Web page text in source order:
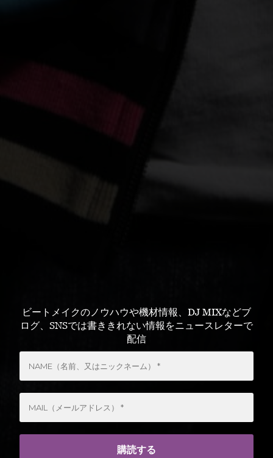
ビートメイクのノウハウや機材情報、DJ MIXなどブ
ログ、SNSでは書ききれない情報をニュースレターで
配信